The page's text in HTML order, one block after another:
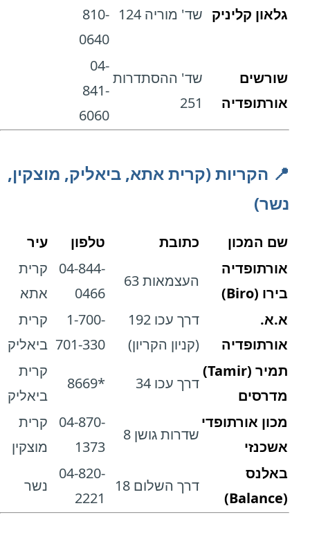
גלאון קליניק שד' מוריה 124
810-
0640
שורשים
אורתופדיה
שד' ההסתדרות
251
04-
841-
6060
📍 הקריות (קרית אתא, ביאליק, מוצקין,
נשר)
שם המכון כתובת טלפון
עיר
אורתופדיה
בירו (Biro)
העצמאות 63
04-844-
0466
קרית
אתא
א.א.
אורתופדיה
דרך עכו 192
(קניון הקריון)
1-700-
701-330
קרית
ביאליק
תמיר (Tamir)
מדרסים
דרך עכו 34 *8669
קרית
ביאליק
מכון אורתופדי
אשכנזי
שדרות גושן 8
04-870-
1373
קרית
מוצקין
באלנס
(Balance)
דרך השלום 18
04-820-
2221
נשר